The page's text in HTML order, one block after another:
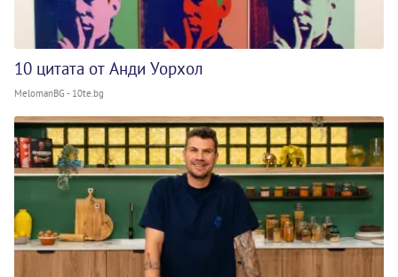
10 цитата от Анди Уорхол
MelomanBG - 10te.bg